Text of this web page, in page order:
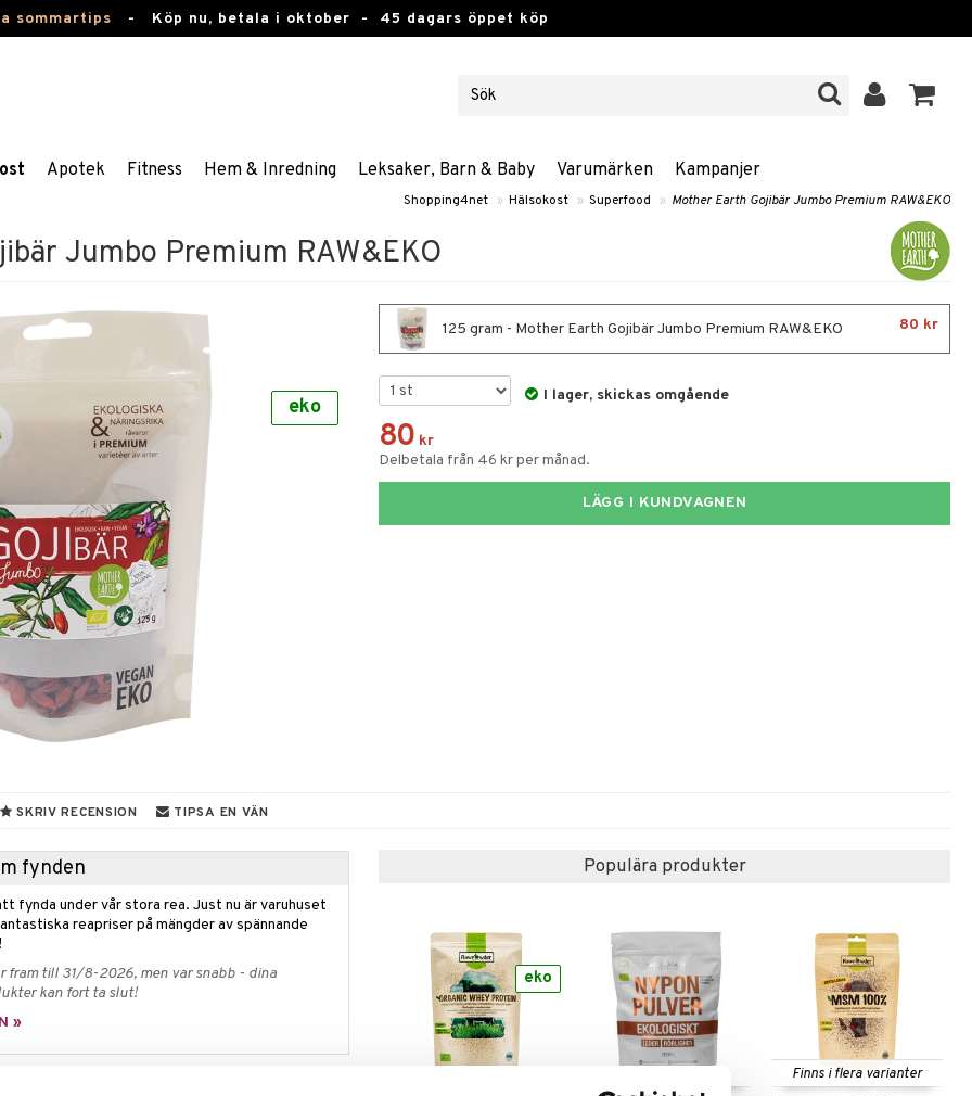
sommartips - Köp nu, betala i oktober - 45 dagars öppet köp
Apotek Fitness Hem & Inredning Leksaker, Barn & Baby Varumärken Kampanjer
Shopping4net » Hälsokost » Superfood » Mother Earth Gojibär Jumbo Premium RAW&EKO
Jumbo Premium RAW&EKO
eko
125 gram - Mother Earth Gojibär Jumbo Premium RAW&EKO 80 kr
I lager, skickas omgående
80 kr
Delbetala från 46 kr per månad.
LÄGG I KUNDVAGNEN
SKRIV RECENSION TIPSA EN VÄN
fynden
fynda under vår stora rea. Just nu är varuhuset
reapriser på mängder av spännande
fram till 31/8-2026, men var snabb - dina
kan fort ta slut!
»
Populära produkter
eko
Finns i flera varianter